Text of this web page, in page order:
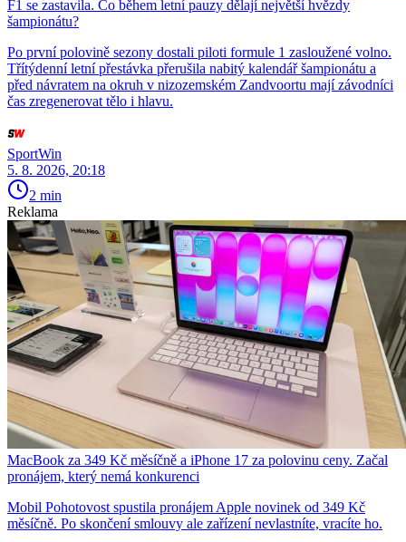
F1 se zastavila. Co během letní pauzy dělají největší hvězdy
šampionátu?
Po první polovině sezony dostali piloti formule 1 zasloužené volno.
Třítýdenní letní přestávka přerušila nabitý kalendář šampionátu a
před návratem na okruh v nizozemském Zandvoortu mají závodníci
čas zregenerovat tělo i hlavu.
SportWin
5. 8. 2026, 20:18
2 min
Reklama
MacBook za 349 Kč měsíčně a iPhone 17 za polovinu ceny. Začal
pronájem, který nemá konkurenci
Mobil Pohotovost spustila pronájem Apple novinek od 349 Kč
měsíčně. Po skončení smlouvy ale zařízení nevlastníte, vracíte ho.